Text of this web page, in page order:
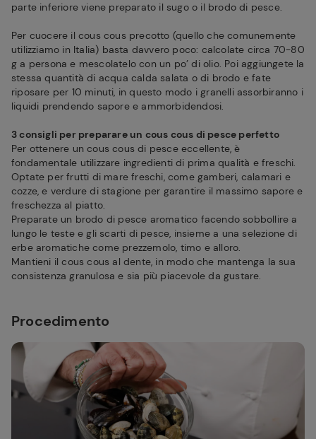
parte inferiore viene preparato il sugo o il brodo di pesce.
Per cuocere il cous cous precotto (quello che comunemente
utilizziamo in Italia) basta davvero poco: calcolate circa 70-80
g a persona e mescolatelo con un po’ di olio. Poi aggiungete la
stessa quantità di acqua calda salata o di brodo e fate
riposare per 10 minuti, in questo modo i granelli assorbiranno i
liquidi prendendo sapore e ammorbidendosi.
3 consigli per preparare un cous cous di pesce perfetto
Per ottenere un cous cous di pesce eccellente, è
fondamentale utilizzare ingredienti di prima qualità e freschi.
Optate per frutti di mare freschi, come gamberi, calamari e
cozze, e verdure di stagione per garantire il massimo sapore e
freschezza al piatto.
Preparate un brodo di pesce aromatico facendo sobbollire a
lungo le teste e gli scarti di pesce, insieme a una selezione di
erbe aromatiche come prezzemolo, timo e alloro.
Mantieni il cous cous al dente, in modo che mantenga la sua
consistenza granulosa e sia più piacevole da gustare.
Procedimento